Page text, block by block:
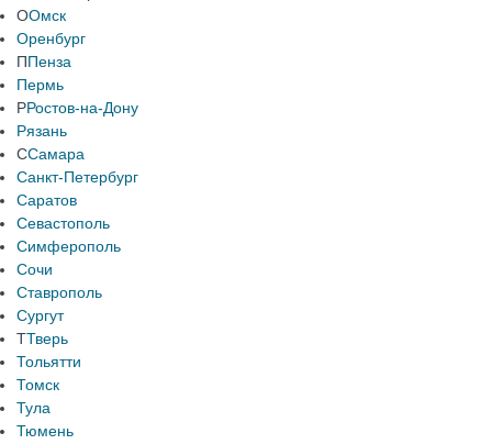
ООмск
Оренбург
ППенза
Пермь
РРостов-на-Дону
Рязань
ССамара
Санкт-Петербург
Саратов
Севастополь
Симферополь
Сочи
Ставрополь
Сургут
ТТверь
Тольятти
Томск
Тула
Тюмень